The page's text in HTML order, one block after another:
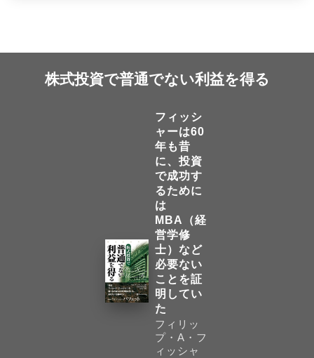
株式投資で普通でない利益を得る
フィッシ
ャーは60
年も昔
に、投資
で成功す
るために
は
MBA（経
営学修
士）など
必要ない
ことを証
明してい
た
フィリッ
プ・A・フ
ィッシャ